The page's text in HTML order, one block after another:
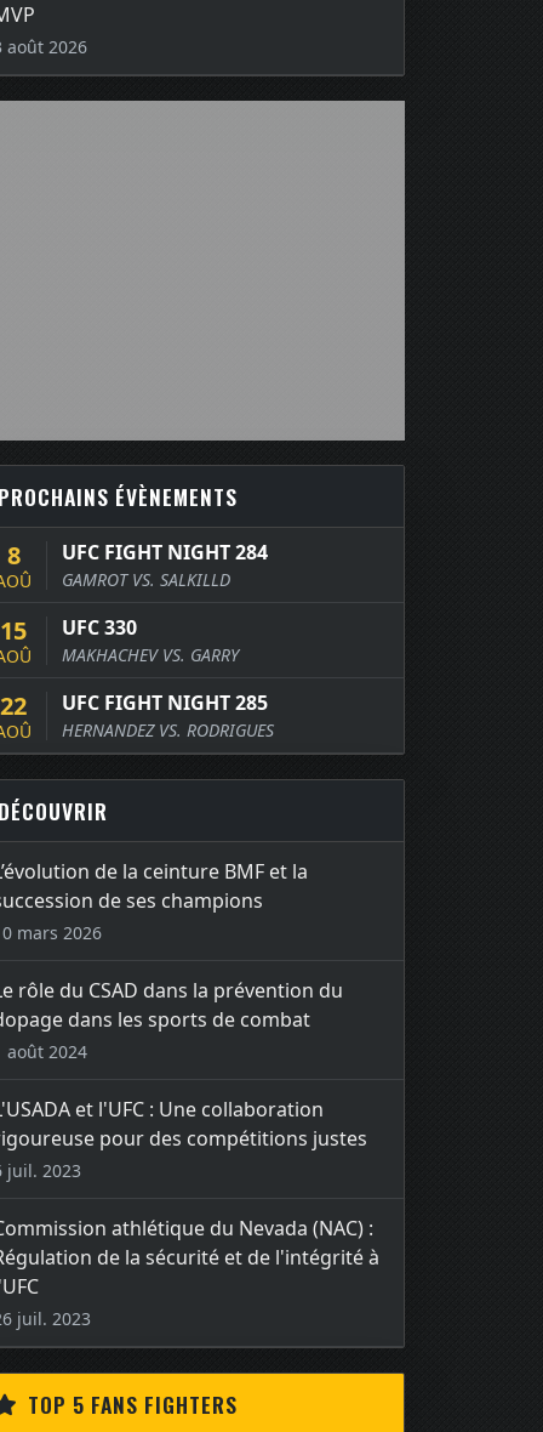
août 2026
ÉVÈNEMENTS
8 UFC FIGHT NIGHT 284
GAMROT VS. SALKILLD
15 UFC 330
MAKHACHEV VS. GARRY
22 UFC FIGHT NIGHT 285
HERNANDEZ VS. RODRIGUES
de la ceinture BMF et la
de ses champions
mars 2026
rôle du CSAD dans la prévention du
dans les sports de combat
août 2024
et l'UFC : Une collaboration
pour des compétitions justes
juil. 2023
athlétique du Nevada (NAC) :
de la sécurité et de l'intégrité à
juil. 2023
TOP 5 FANS FIGHTERS